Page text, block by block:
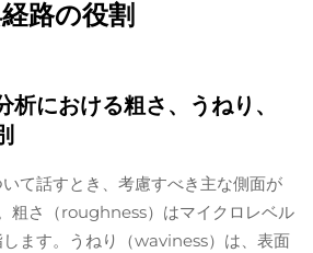
路の役割
析における粗さ、うねり、
て話すとき、考慮すべき主な側面が
粗さ（roughness）はマイクロレベル
ます。うねり（waviness）は、表面